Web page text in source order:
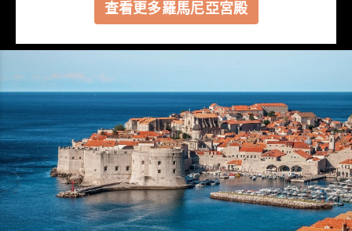
查看更多羅馬尼亞宮殿